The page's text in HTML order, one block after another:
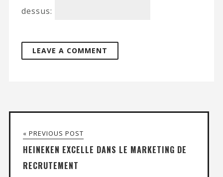
dessus:
« PREVIOUS POST
HEINEKEN EXCELLE DANS LE MARKETING DE
RECRUTEMENT